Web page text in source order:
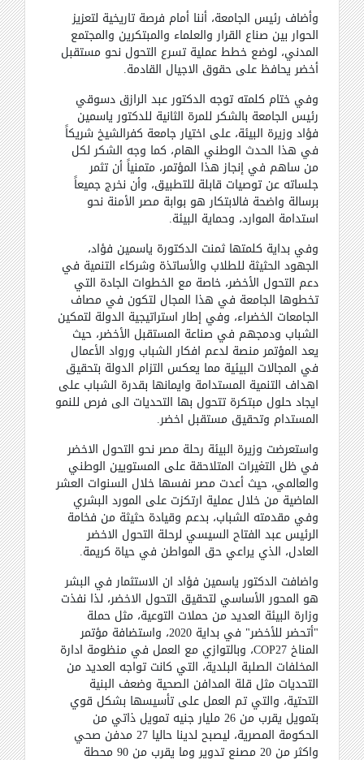
وأضاف رئيس الجامعة، أننا أمام فرصة تاريخية لتعزيز
الحوار بين صناع القرار والعلماء والمبتكرين والمجتمع
المدني، لوضع خطط عملية تسرع التحول نحو مستقبل
أخضر يحافظ على حقوق الاجيال القادمة.
وفي ختام كلمته توجه الدكتور عبد الرازق دسوقي
رئيس الجامعة بالشكر للمرة الثانية للدكتور ياسمين
فؤاد وزيرة البيئة، على اختيار جامعة كفرالشيخ شريكاً
في هذا الحدث الوطني الهام، كما وجه الشكر لكل
من ساهم في إنجاز هذا المؤتمر، متمنياً أن تثمر
جلساته عن توصيات قابلة للتطبيق، وأن نخرج جميعاً
برسالة واضحة فالابتكار هو بوابة مصر الأمنة نحو
استدامة الموارد، وحماية البيئة.
وفي بداية كلمتها ثمنت الدكتورة ياسمين فؤاد،
الجهود الحثيثة للطلاب والأساتذة وشركاء التنمية في
دعم التحول الأخضر، خاصة مع الخطوات الجادة التي
تخطوها الجامعة في هذا المجال لتكون في مصاف
الجامعات الخضراء، وفي إطار استراتيجية الدولة لتمكين
الشباب ودمجهم في صناعة المستقبل الأخضر، حيث
يعد المؤتمر منصة لدعم افكار الشباب ورواد الأعمال
في المجالات البيئية مما يعكس التزام الدولة بتحقيق
اهداف التنمية المستدامة وايمانها بقدرة الشباب على
ايجاد حلول مبتكرة تتحول بها التحديات الى فرص للنمو
المستدام وتحقيق مستقبل اخضر.
واستعرضت وزيرة البيئة رحلة مصر نحو التحول الاخضر
في ظل التغيرات المتلاحقة على المستويين الوطني
والعالمي، حيث أعدت مصر نفسها خلال السنوات العشر
الماضية من خلال عملية ارتكزت على المورد البشري
وفي مقدمته الشباب، بدعم وقيادة حثيثة من فخامة
الرئيس عبد الفتاح السيسي لرحلة التحول الاخضر
العادل، الذي يراعي حق المواطن في حياة كريمة.
واضافت الدكتور ياسمين فؤاد ان الاستثمار في البشر
هو المحور الأساسي لتحقيق التحول الاخضر، لذا نفذت
وزارة البيئة العديد من حملات التوعية، مثل حملة
"أتحضر للأخضر" في بداية 2020، واستضافة مؤتمر
المناخ ، وبالتوازي مع العمل في منظومة ادارة
المخلفات الصلبة البلدية، التي كانت تواجه العديد من
التحديات مثل قلة المدافن الصحية وضعف البنية
التحتية، والتي تم العمل على تأسيسها بشكل قوي
بتمويل يقرب من 26 مليار جنيه تمويل ذاتي من
الحكومة المصرية، ليصبح لدينا حاليا 27 مدفن صحي
واكثر من 20 مصنع تدوير وما يقرب من 90 محطة